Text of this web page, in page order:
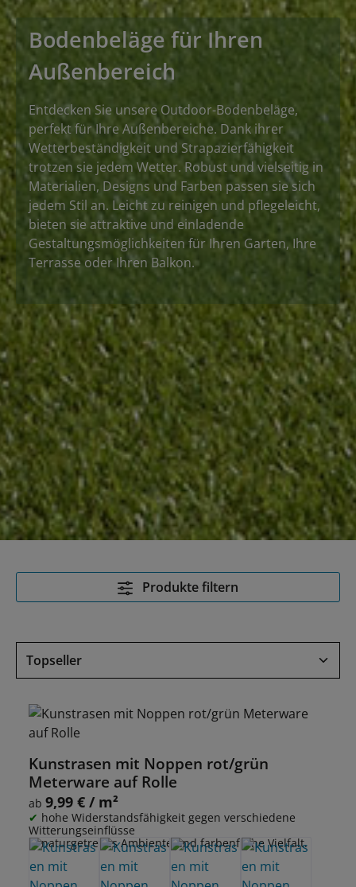
Bodenbeläge für Ihren
Außenbereich
Entdecken Sie unsere Outdoor-Bodenbeläge,
perfekt für Ihre Außenbereiche. Dank ihrer
Wetterbeständigkeit und Strapazierfähigkeit
trotzen sie jedem Wetter. Robust und vielseitig in
Materialien, Designs und Farben passen sie sich
jedem Stil an. Leicht zu reinigen und pflegeleicht,
bieten sie attraktive und einladende
Gestaltungsmöglichkeiten für Ihren Garten, Ihre
Terrasse oder Ihren Balkon.
Produkte filtern
Kunstrasen mit Noppen rot/grün
Meterware auf Rolle
Regulärer Preis:
ab 9,99 € / m²
hohe Widerstandsfähigkeit gegen verschiedene
Witterungseinflüsse
naturgetreues Ambiente und farbenfrohe Vielfalt.